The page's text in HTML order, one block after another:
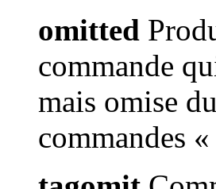
omitted
commande
mais omise
commandes